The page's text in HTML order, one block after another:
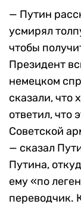
— Путин
усмирял
чтобы
Президент
немецком
сказали, что
ответил, что
Советской
— сказал
Путина,
ему «по
переводчик.